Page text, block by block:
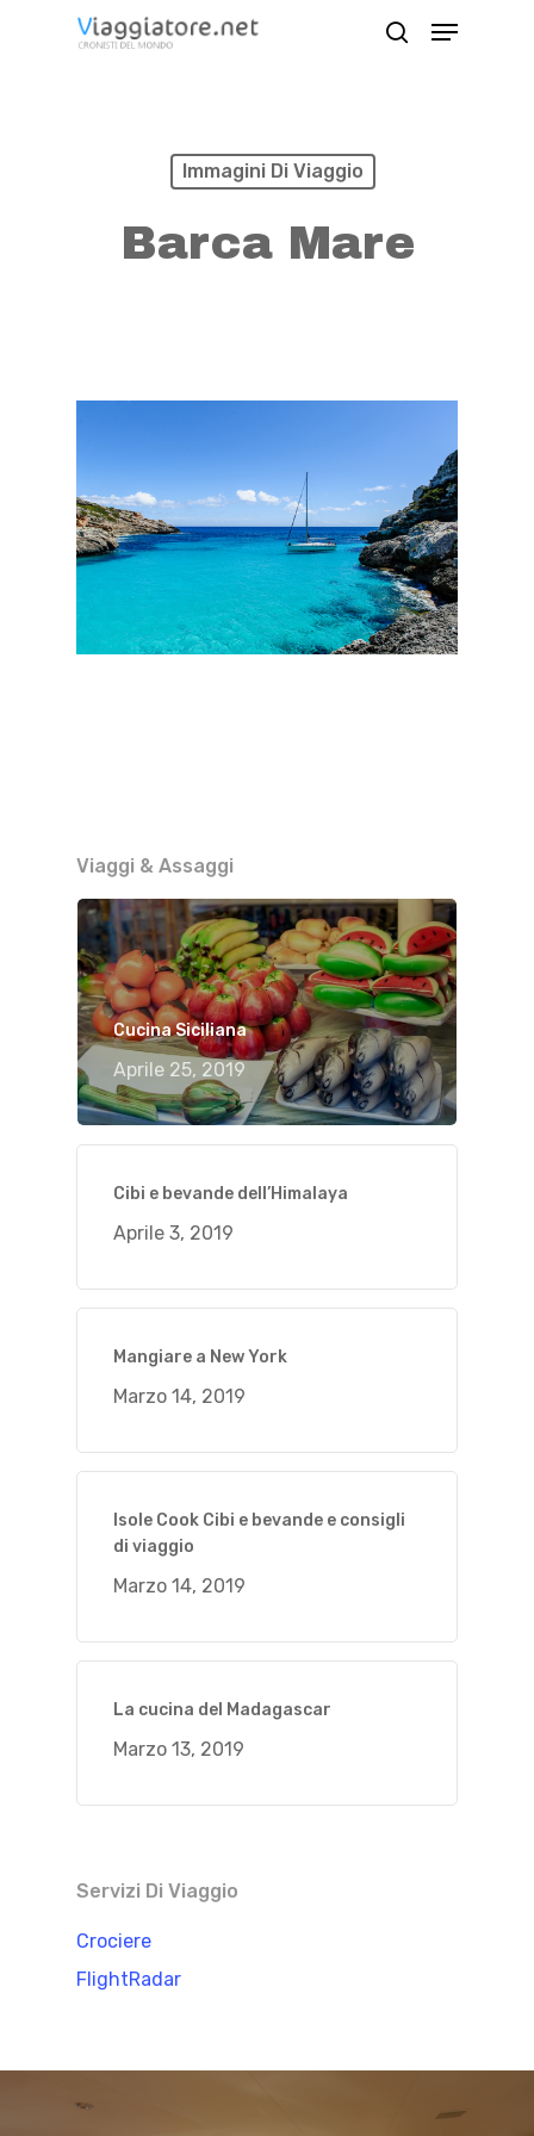
Menu
Immagini Di Viaggio
Barca Mare
Viaggi & Assaggi
Cucina Siciliana
Aprile 25, 2019
Cibi e bevande dell’Himalaya
Aprile 3, 2019
Mangiare a New York
Marzo 14, 2019
Isole Cook Cibi e bevande e consigli
di viaggio
Marzo 14, 2019
La cucina del Madagascar
Marzo 13, 2019
Servizi Di Viaggio
Crociere
FlightRadar